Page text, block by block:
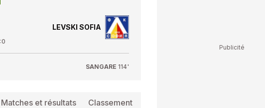
:0
LEVSKI SOFIA
SANGARE 114'
Matches et résultats Classement